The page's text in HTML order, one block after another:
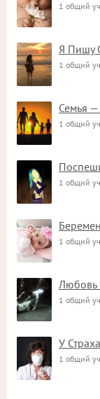
1 общий
Я Пишу
1 общий
Семья —
1 общий
1 общий
1 общий
Любовь
1 общий
У
1 общий